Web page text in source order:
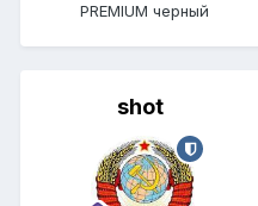
PREMIUM черный
shot